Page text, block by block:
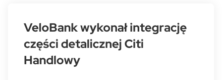
VeloBank wykonał integrację
części detalicznej Citi
Handlowy